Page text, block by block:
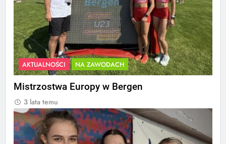
AKTUALNOŚCI NA ZAWODACH
Mistrzostwa Europy w Bergen
3 lata temu